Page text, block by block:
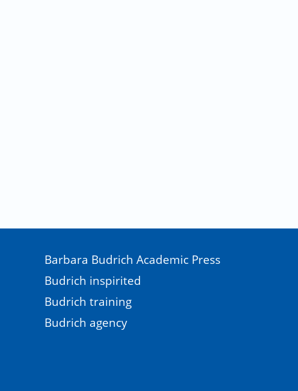
Barbara Budrich Academic Press
Budrich inspirited
Budrich training
Budrich agency